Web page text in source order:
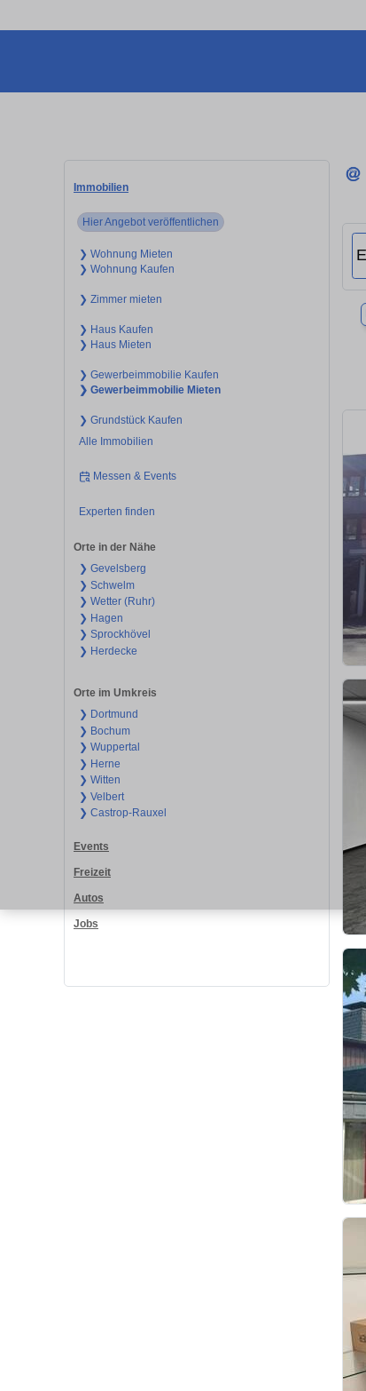
Immobilien
Hier Angebot veröffentlichen
❯ Wohnung Mieten
❯ Wohnung Kaufen
❯ Zimmer mieten
❯ Haus Kaufen
❯ Haus Mieten
❯ Gewerbeimmobilie Kaufen
❯ Gewerbeimmobilie Mieten
❯ Grundstück Kaufen
Alle Immobilien
Messen & Events
Experten finden
Orte in der Nähe
❯ Gevelsberg
❯ Schwelm
❯ Wetter (Ruhr)
❯ Hagen
❯ Sprockhövel
❯ Herdecke
Orte im Umkreis
❯ Dortmund
❯ Bochum
❯ Wuppertal
❯ Herne
❯ Witten
❯ Velbert
❯ Castrop-Rauxel
Events
Freizeit
Autos
Jobs